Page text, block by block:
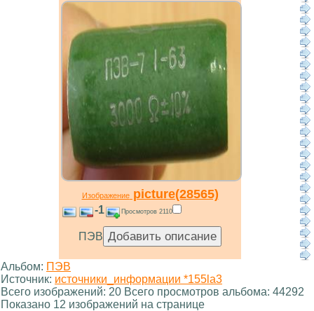
Изображениеpicture(28565)
-1 Просмотров 2110
ПЭВ
Альбом: ПЭВ
Источник: источники_информации *155la3
Всего изображений: 20 Всего просмотров альбома: 44292
Показано 12 изображений на странице